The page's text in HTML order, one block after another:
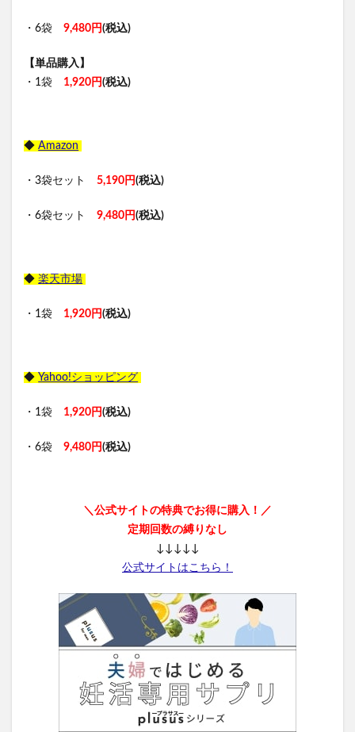
・6袋 9,480円(税込)
【単品購入】
・1袋 1,920円(税込)
◆ Amazon
・3袋セット 5,190円(税込)
・6袋セット 9,480円(税込)
◆ 楽天市場
・1袋 1,920円(税込)
◆ Yahoo!ショッピング
・1袋 1,920円(税込)
・6袋 9,480円(税込)
＼公式サイトの特典でお得に購入！／
定期回数の縛りなし
↓↓↓↓↓
公式サイトはこちら！